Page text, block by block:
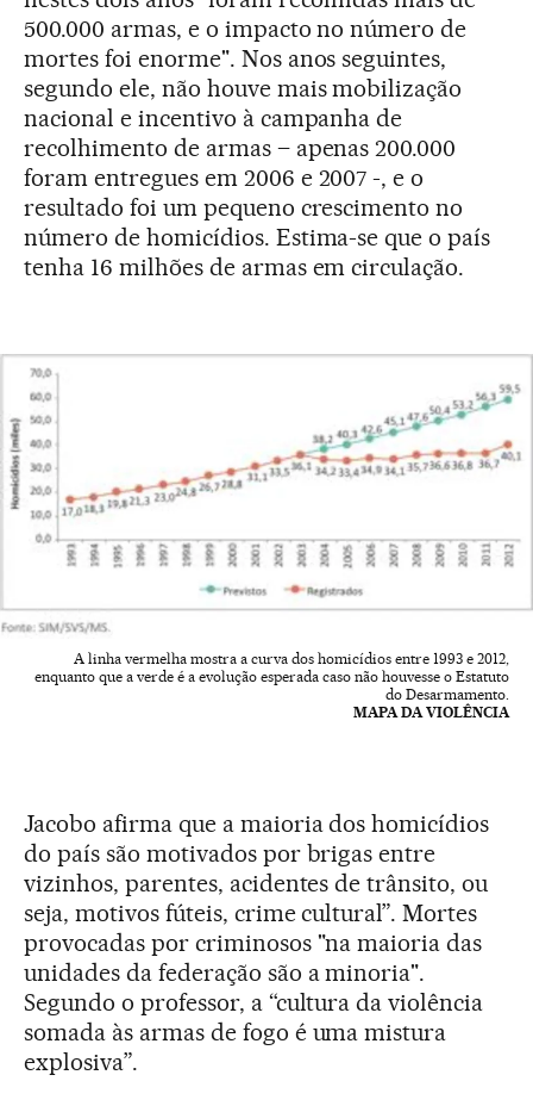
500.000 armas, e o impacto no número de
mortes foi enorme". Nos anos seguintes,
segundo ele, não houve mais mobilização
nacional e incentivo à campanha de
recolhimento de armas – apenas 200.000
foram entregues em 2006 e 2007 -, e o
resultado foi um pequeno crescimento no
número de homicídios. Estima-se que o país
tenha 16 milhões de armas em circulação.
A linha vermelha mostra a curva dos homicídios entre 1993 e 2012,
enquanto que a verde é a evolução esperada caso não houvesse o Estatuto
do Desarmamento.
MAPA DA VIOLÊNCIA
Jacobo afirma que a maioria dos homicídios
do país são motivados por brigas entre
vizinhos, parentes, acidentes de trânsito, ou
seja, motivos fúteis, crime cultural”. Mortes
provocadas por criminosos "na maioria das
unidades da federação são a minoria".
Segundo o professor, a “cultura da violência
somada às armas de fogo é uma mistura
explosiva”.